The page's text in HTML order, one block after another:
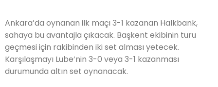
Ankara’da oynanan ilk maçı 3-1 kazanan Halkbank,
sahaya bu avantajla çıkacak. Başkent ekibinin turu
geçmesi için rakibinden iki set alması yetecek.
Karşılaşmayı Lube’nin 3-0 veya 3-1 kazanması
durumunda altın set oynanacak.